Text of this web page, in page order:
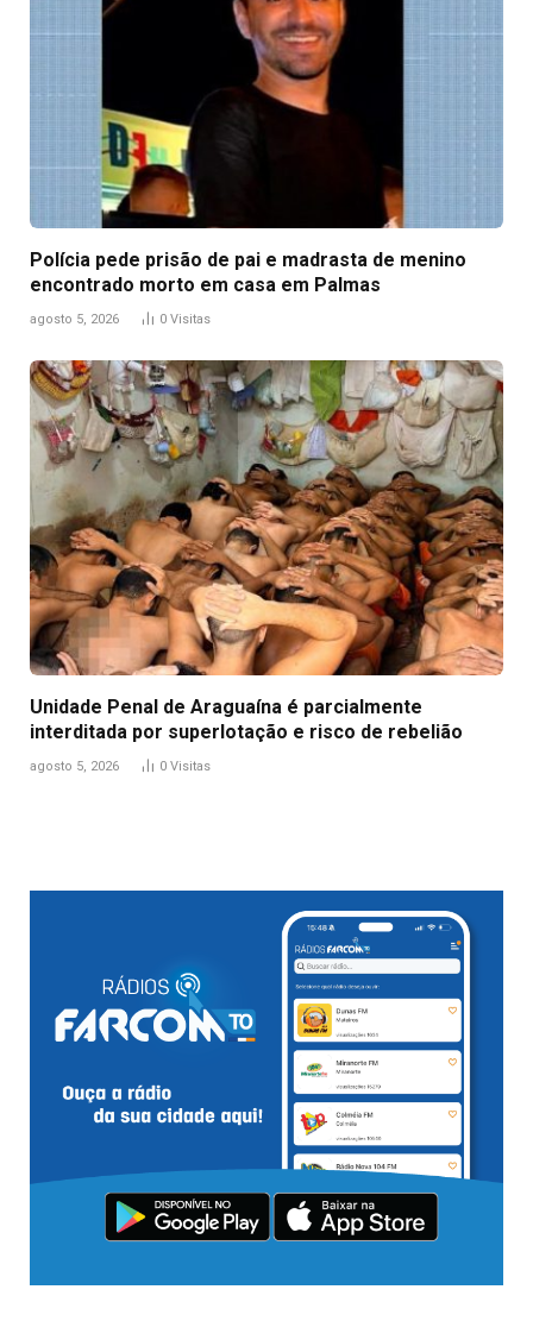
Polícia pede prisão de pai e madrasta de menino
encontrado morto em casa em Palmas
agosto 5, 2026 0 Visitas
Unidade Penal de Araguaína é parcialmente
interditada por superlotação e risco de rebelião
agosto 5, 2026 0 Visitas